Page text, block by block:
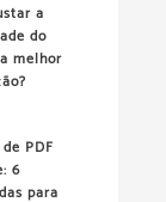
a
do
melhor
PDF
6
para